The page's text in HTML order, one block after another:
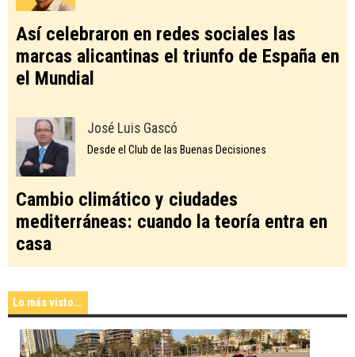
Así celebraron en redes sociales las
marcas alicantinas el triunfo de España en
el Mundial
José Luis Gascó
Desde el Club de las Buenas Decisiones
Cambio climático y ciudades
mediterráneas: cuando la teoría entra en
casa
Lo más visto...